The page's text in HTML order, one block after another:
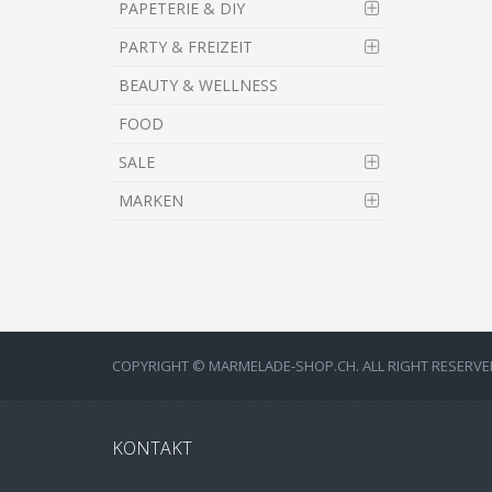
PAPETERIE & DIY
PARTY & FREIZEIT
BEAUTY & WELLNESS
FOOD
SALE
MARKEN
COPYRIGHT © MARMELADE-SHOP.CH. ALL RIGHT
KONTAKT